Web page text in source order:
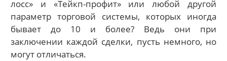
лосс» и «Тейкп-профит» или любой другой
параметр торговой системы, которых иногда
бывает до 10 и более? Ведь они при
заключении каждой сделки, пусть немного, но
могут отличаться.